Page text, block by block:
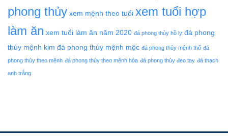
phong thủy xem mệnh theo tuổi xem tuổi hợp
làm ăn xem tuổi làm ăn năm 2020 đá phong thủy hồ ly đá phong
thủy mệnh kim đá phong thủy mệnh mộc đá phong thủy mệnh thổ đá
phong thủy theo mệnh đá phong thủy theo mệnh hỏa đá phong thủy đeo tay đá thạch
anh trắng